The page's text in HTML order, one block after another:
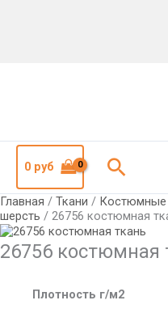
0руб Поиск
Главная / Ткани / Костюмные
шерсть / 26756 костюмная
26756 костюмная
Плотность г/м2